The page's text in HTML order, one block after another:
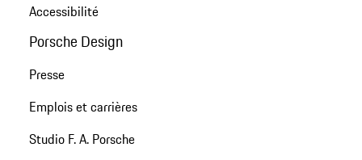
Accessibilité
Porsche Design
Presse
Emplois et carrières
Studio F. A. Porsche